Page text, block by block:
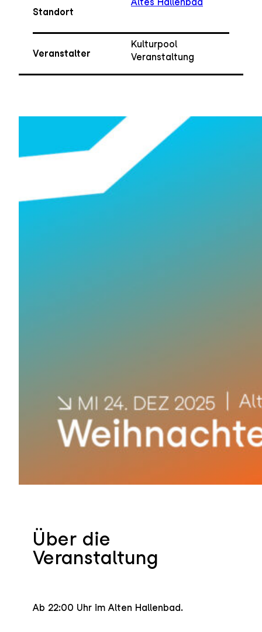
Standort
Altes Hallenbad
Veranstalter
Kulturpool
Veranstaltung
Über die
Veranstaltung
Ab 22:00 Uhr im Alten Hallenbad.